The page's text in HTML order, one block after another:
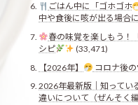
ごはん中に「ゴホゴホ
中や食後に咳が出る場合
春の味覚を楽しもう！
シピ
(33,471)
【2026年】
コロナ後
2026年最新版｜知ってい
違いについて（ぜんそく編